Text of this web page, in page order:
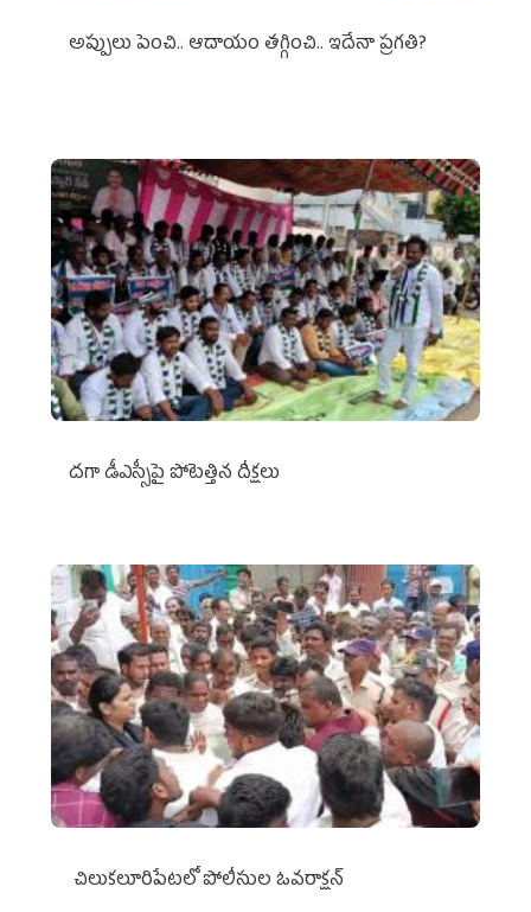
అప్పులు పెంచి.. ఆదాయం తగ్గించి.. ఇదేనా ప్రగతి?
దగా డీఎస్సీపై పోటెత్తిన దీక్షలు
చిలుక‌లూరిపేట‌లో పోలీసుల ఓవ‌రాక్ష‌న్‌